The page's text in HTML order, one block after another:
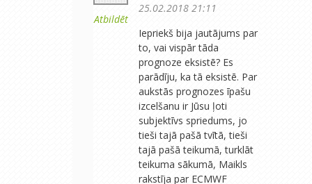
Atbildēt
25.02.2018 21:11
Iepriekš bija jautājums par
to, vai vispār tāda
prognoze eksistē? Es
parādīju, ka tā eksistē. Par
aukstās prognozes īpašu
izcelšanu ir Jūsu ļoti
subjektīvs spriedums, jo
tieši tajā pašā tvītā, tieši
tajā pašā teikumā, turklāt
teikuma sākumā, Maikls
rakstīja par ECMWF